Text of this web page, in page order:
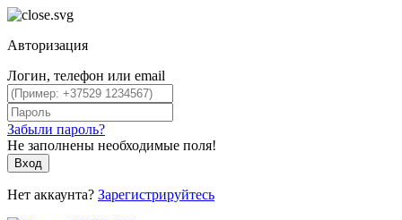
Авторизация
Логин, телефон или email
Забыли пароль?
Не заполнены необходимые поля!
Вход
Нет аккаунта? Зарегистрируйтесь